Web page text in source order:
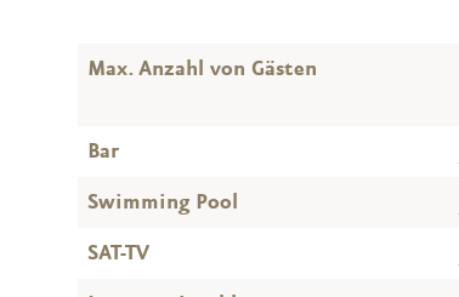
Max. Anzahl von Gästen
Bar
Swimming Pool
SAT-TV